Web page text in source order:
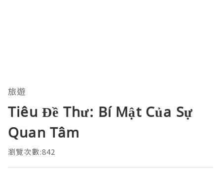
旅遊
Tiêu Đề Thư: Bí Mật Của Sự
Quan Tâm
瀏覽次數:842